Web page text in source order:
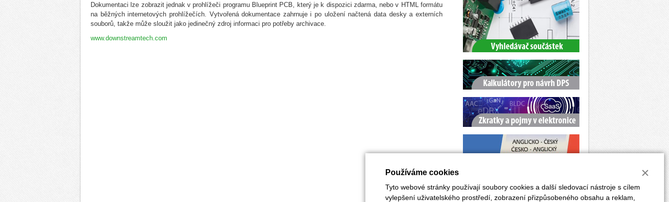
Dokumentaci lze zobrazit jednak v prohlížeči programu Blueprint PCB, který je k dispozici zdarma, nebo v HTML formátu
na běžných internetových prohlížečích. Vytvořená dokumentace zahrnuje i po uložení načtená data desky a externích
souborů, takže může sloužit jako jedinečný zdroj informaci pro potřeby archivace.
www.downstreamtech.com
Používáme cookies
Tyto webové stránky používají soubory cookies a další sledovací nástroje s cílem
vylepšení uživatelského prostředí, zobrazení přizpůsobeného obsahu a reklam,
×